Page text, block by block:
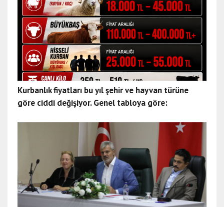
Kurbanlık fiyatları bu yıl şehir ve hayvan türüne
göre ciddi değişiyor. Genel tabloya göre: